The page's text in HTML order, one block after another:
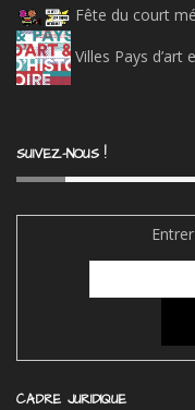
Fête du court
Villes Pays d’art
SUIVEZ-NOUS !
CADRE JURIDIQUE